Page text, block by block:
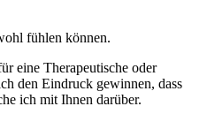
fühlen können.
eine Therapeutische oder
den Eindruck gewinnen, dass
ich mit Ihnen darüber.